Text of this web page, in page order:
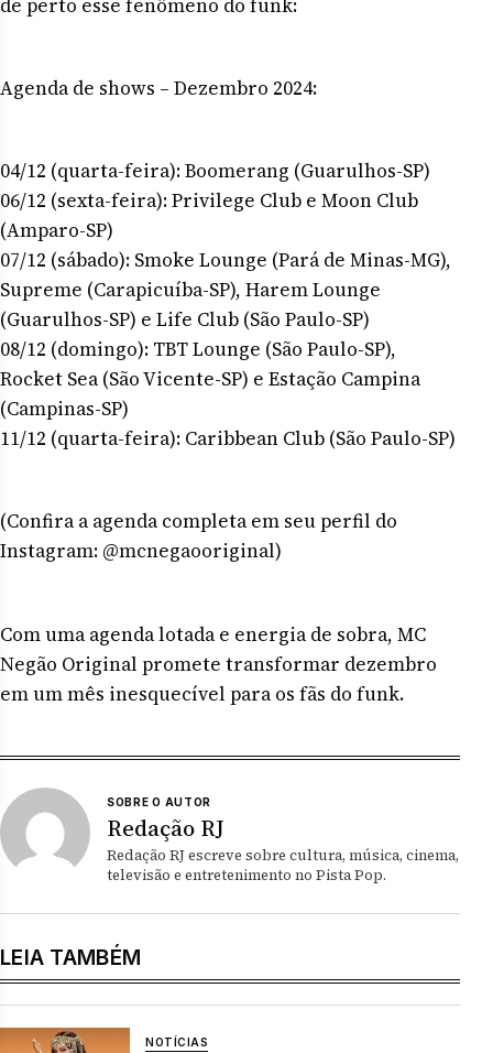
Agenda de shows – Dezembro 2024:
04/12 (quarta-feira): Boomerang (Guarulhos-SP)
06/12 (sexta-feira): Privilege Club e Moon Club
(Amparo-SP)
07/12 (sábado): Smoke Lounge (Pará de Minas-MG),
Supreme (Carapicuíba-SP), Harem Lounge
(Guarulhos-SP) e Life Club (São Paulo-SP)
08/12 (domingo): TBT Lounge (São Paulo-SP),
Rocket Sea (São Vicente-SP) e Estação Campina
(Campinas-SP)
11/12 (quarta-feira): Caribbean Club (São Paulo-SP)
(Confira a agenda completa em seu perfil do
Instagram: @mcnegaooriginal)
Com uma agenda lotada e energia de sobra, MC
Negão Original promete transformar dezembro
em um mês inesquecível para os fãs do funk.
SOBRE O AUTOR
Redação RJ
Redação RJ escreve sobre cultura, música, cinema,
televisão e entretenimento no Pista Pop.
LEIA TAMBÉM
NOTÍCIAS